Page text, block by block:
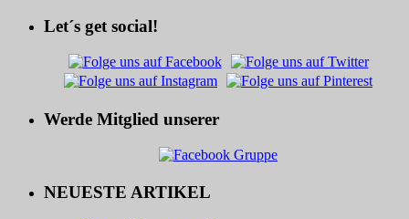
Let´s get social!
Werde Mitglied unserer
NEUESTE ARTIKEL